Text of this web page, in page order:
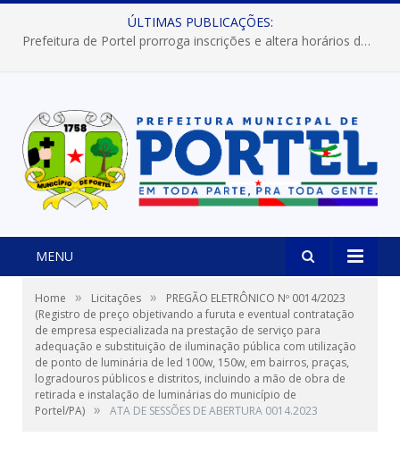
ÚLTIMAS PUBLICAÇÕES:
Prefeitura de Portel prorroga inscrições e altera horários dos concursos “Musa” e “Miss Mix Verão 2026”
MENU
Home » Licitações »
PREGÃO ELETRÔNICO Nº 0014/2023
(Registro de preço objetivando a furuta e eventual contratação
de empresa especializada na prestação de serviço para
adequação e substituição de iluminação pública com utilização
de ponto de luminária de led 100w, 150w, em bairros, praças,
logradouros públicos e distritos, incluindo a mão de obra de
retirada e instalação de luminárias do município de
Portel/PA) » ATA DE SESSÕES DE ABERTURA 0014.2023